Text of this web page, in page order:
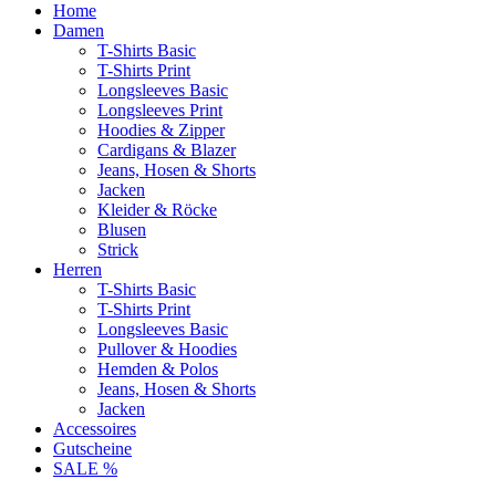
Home
Damen
T-Shirts Basic
T-Shirts Print
Longsleeves Basic
Longsleeves Print
Hoodies & Zipper
Cardigans & Blazer
Jeans, Hosen & Shorts
Jacken
Kleider & Röcke
Blusen
Strick
Herren
T-Shirts Basic
T-Shirts Print
Longsleeves Basic
Pullover & Hoodies
Hemden & Polos
Jeans, Hosen & Shorts
Jacken
Accessoires
Gutscheine
SALE %